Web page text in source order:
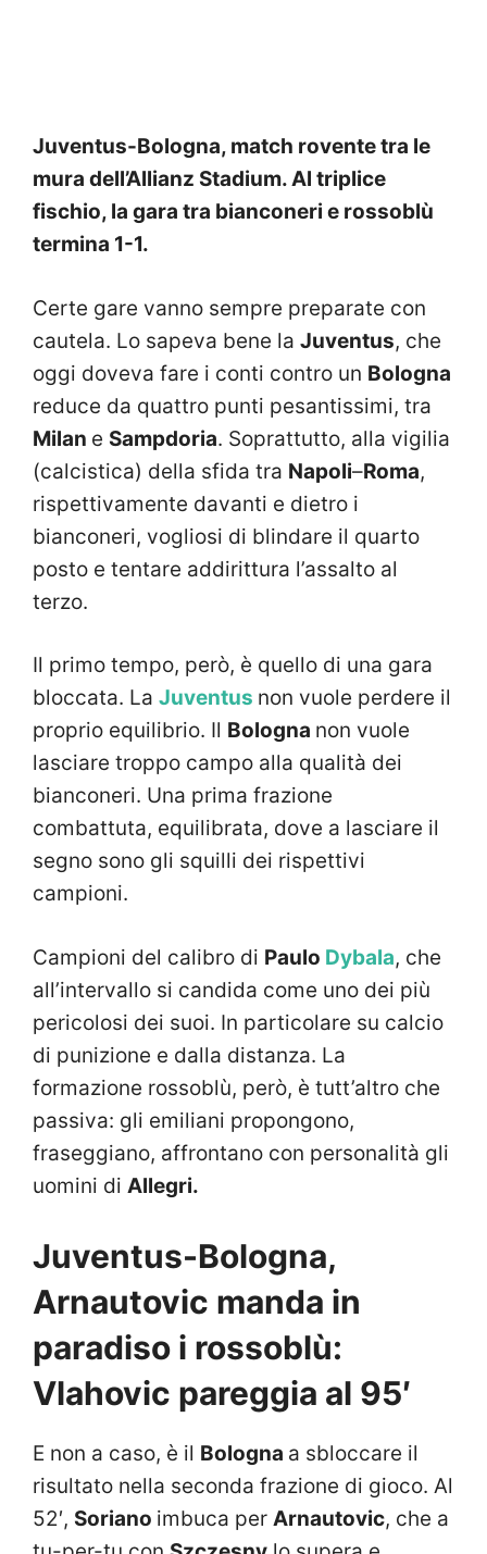
Juventus-Bologna, match rovente tra le
mura dell’Allianz Stadium. Al triplice
fischio, la gara tra bianconeri e rossoblù
termina 1-1.
Certe gare vanno sempre preparate con
cautela. Lo sapeva bene la Juventus, che
oggi doveva fare i conti contro un Bologna
reduce da quattro punti pesantissimi, tra
Milan e Sampdoria. Soprattutto, alla vigilia
(calcistica) della sfida tra Napoli–Roma,
rispettivamente davanti e dietro i
bianconeri, vogliosi di blindare il quarto
posto e tentare addirittura l’assalto al
terzo.
Il primo tempo, però, è quello di una gara
bloccata. La Juventus non vuole perdere il
proprio equilibrio. Il Bologna non vuole
lasciare troppo campo alla qualità dei
bianconeri. Una prima frazione
combattuta, equilibrata, dove a lasciare il
segno sono gli squilli dei rispettivi
campioni.
Campioni del calibro di Paulo Dybala, che
all’intervallo si candida come uno dei più
pericolosi dei suoi. In particolare su calcio
di punizione e dalla distanza. La
formazione rossoblù, però, è tutt’altro che
passiva: gli emiliani propongono,
fraseggiano, affrontano con personalità gli
uomini di Allegri.
Juventus-Bologna,
Arnautovic manda in
paradiso i rossoblù:
Vlahovic pareggia al 95′
E non a caso, è il Bologna a sbloccare il
risultato nella seconda frazione di gioco. Al
52′, Soriano imbuca per Arnautovic, che a